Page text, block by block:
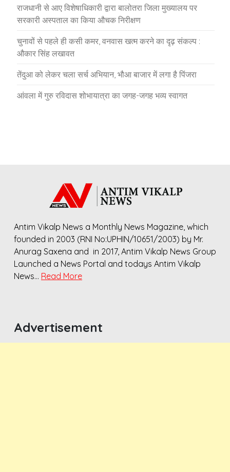
राजधानी से आए विशेषाधिकारी द्वारा बालोतरा जिला मुख्यालय पर
सरकारी अस्पताल का किया औचक निरीक्षण
चुनावों से पहले ही कसी कमर, वनवास खत्म करने का दृढ़ संकल्प :
औकार सिंह लखावत
तेंदुआ को लेकर चला सर्च अभियान, भौआ बाजार में लगा है पिंजरा
आंवला में गुरु रविदास शोभायात्रा का जगह-जगह भव्य स्वागत
Antim Vikalp News a Monthly News Magazine, which
founded in 2003 (RNI No:UPHIN/10651/2003) by Mr.
Anurag Saxena and in 2017, Antim Vikalp News Group
Launched a News Portal and todays Antim Vikalp
News… Read More
Advertisement